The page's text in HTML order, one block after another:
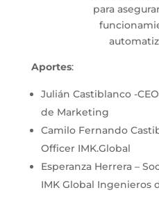
para
Aportes:
Julián Castiblanco -
de Marketing
Camilo Fernando
Officer IMK.Global
Esperanza Herrera –
IMK Global Ingenieros